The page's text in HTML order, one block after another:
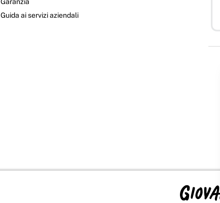
Garanzia
Guida ai servizi aziendali